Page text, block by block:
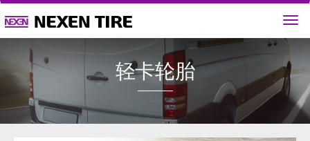
轻卡轮